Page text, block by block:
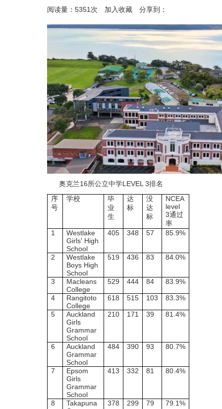
阅读量：5351次 加入收藏 分享到：
奥克兰16所公立中学LEVEL 3排名
序
号
学校
毕
业
生
达
标
没
达
标
NCEA
level
3通过
率
1
Westlake
Girls' High
School
405 348 57 85.9%
2
Westlake
Boys High
School
519 436 83 84.0%
3
Macleans
College
529 444 84 83.9%
4
Rangitoto
College
618 515 103 83.3%
5
Auckland
Girls
Grammar
School
210 171 39 81.4%
6
Auckland
Grammar
School
484 390 93 80.7%
7
Epsom
Girls
Grammar
School
413 332 81 80.4%
8
Takapuna
378 299 79 79.1%